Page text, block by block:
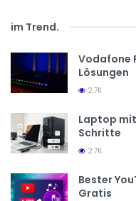
im Trend.
Vodafone
Lösungen
2.7K
Laptop
Schritte
2.7K
Bester
Gratis